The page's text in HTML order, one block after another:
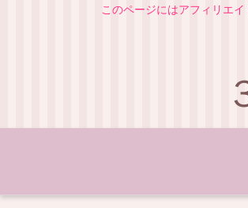
このページにはアフィリエ